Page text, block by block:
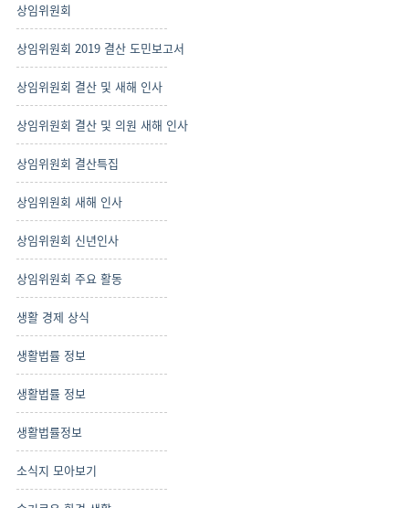
상임위원회
상임위원회 2019 결산 도민보고서
상임위원회 결산 및 새해 인사
상임위원회 결산 및 의원 새해 인사
상임위원회 결산특집
상임위원회 새해 인사
상임위원회 신년인사
상임위원회 주요 활동
생활 경제 상식
생활법률 정보
생활법률 정보
생활법률정보
소식지 모아보기